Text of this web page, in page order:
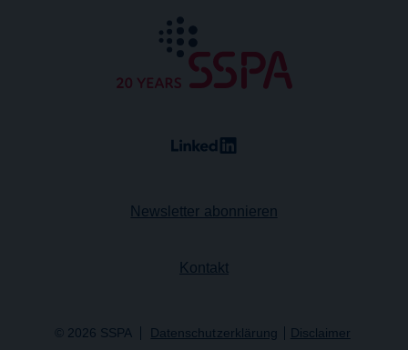
Newsletter abonnieren
Kontakt
© 2026 SSPA Datenschutzerklärung Disclaimer